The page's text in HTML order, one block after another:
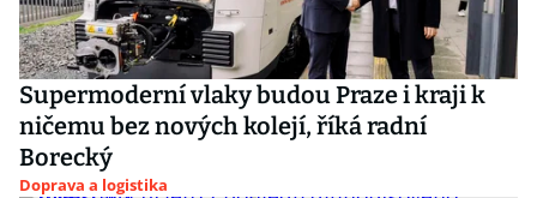
Supermoderní vlaky budou Praze i kraji k
ničemu bez nových kolejí, říká radní
Borecký
Doprava a logistika